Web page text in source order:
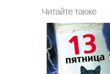
Читайте также